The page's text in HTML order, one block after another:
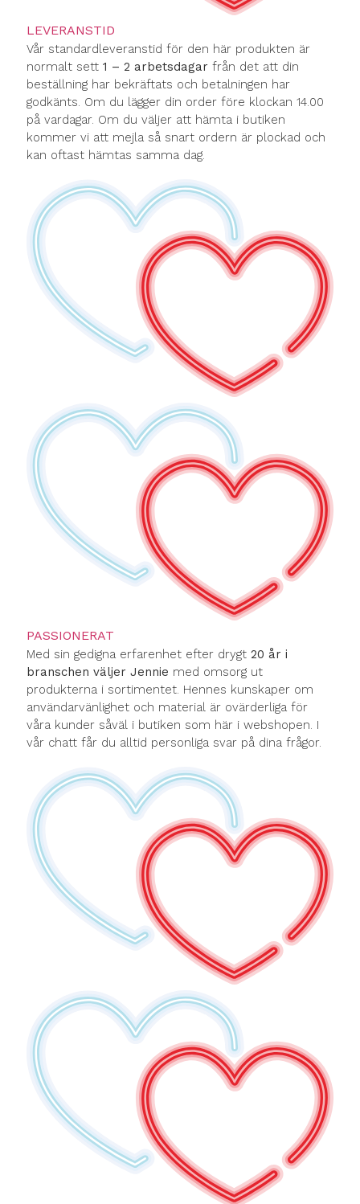
LEVERANSTID
Vår standardleveranstid för den här produkten är
normalt sett 1 – 2 arbetsdagar från det att din
beställning har bekräftats och betalningen har
godkänts. Om du lägger din order före klockan 14.00
på vardagar. Om du väljer att hämta i butiken
kommer vi att mejla så snart ordern är plockad och
kan oftast hämtas samma dag.
PASSIONERAT
Med sin gedigna erfarenhet efter drygt 20 år i
branschen väljer Jennie med omsorg ut
produkterna i sortimentet. Hennes kunskaper om
användarvänlighet och material är ovärderliga för
våra kunder såväl i butiken som här i webshopen. I
vår chatt får du alltid personliga svar på dina frågor.